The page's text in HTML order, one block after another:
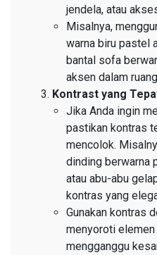
jendela, atau
Misalnya,
warna biru pastel
bantal sofa
aksen dalam
Kontrast yang
Jika Anda ingin
pastikan kontras
mencolok.
dinding berwarna
atau abu-abu
kontras yang
Gunakan kontras
menyoroti
mengganggu